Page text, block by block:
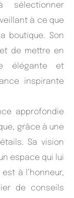
à ce que
boutique. Son
de mettre en
élégante et
inspirante
approfondie
grâce à une
Sa vision
espace qui lui
à l’honneur,
de conseils